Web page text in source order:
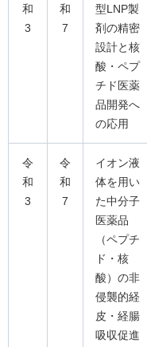
和
3
和
7
型LNP製
剤の精密
設計と核
酸・ペプ
チド医薬
品開発へ
の応用
令
和
3
令
和
7
イオン液
体を用い
た中分子
医薬品
（ペプチ
ド・核
酸）の非
侵襲的経
皮・経腸
吸収促進